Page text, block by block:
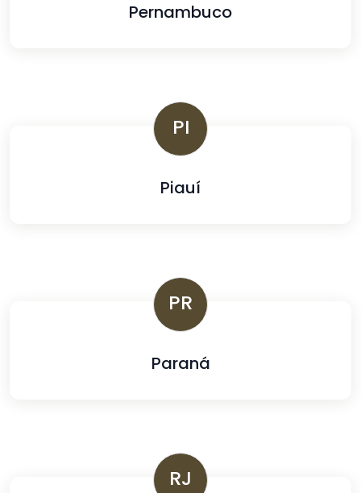
Pernambuco
PI
Piauí
PR
Paraná
RJ